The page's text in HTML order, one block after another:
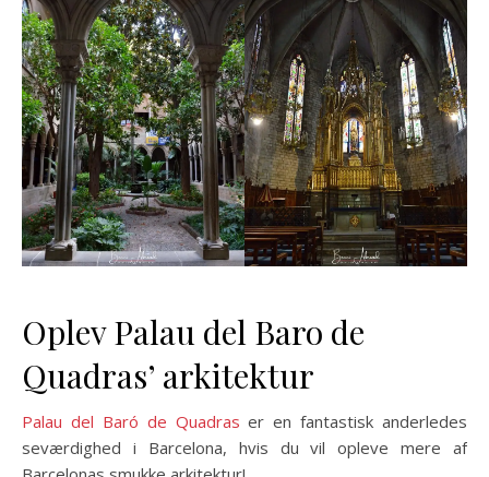
Oplev Palau del Baro de
Quadras’ arkitektur
Palau del Baró de Quadras er en fantastisk anderledes
seværdighed i Barcelona, hvis du vil opleve mere af